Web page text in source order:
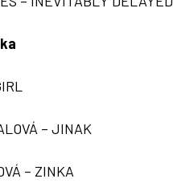
– JINAK
– ZINKA